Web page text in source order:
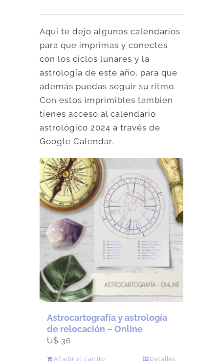
Aquí te dejo algunos calendarios
para que imprimas y conectes
con los ciclos lunares y la
astrología de este año, para que
además puedas seguir su ritmo.
Con estos imprimibles también
tienes acceso al calendario
astrológico 2024 a través de
Google Calendar.
Astrocartografía y astrología
de relocación – Online
U$ 36
Añadir al carrito Detalles